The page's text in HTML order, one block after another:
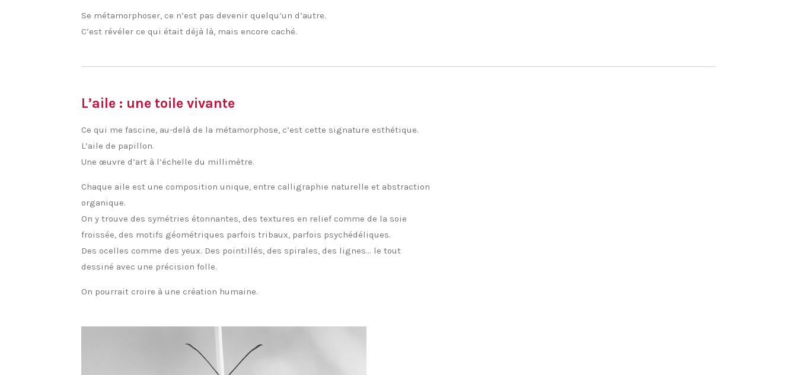
Se métamorphoser, ce n’est pas devenir quelqu’un d’autre.
C’est révéler ce qui était déjà là, mais encore caché.
L’aile : une toile vivante
Ce qui me fascine, au-delà de la métamorphose, c’est cette signature esthétique.
L’aile de papillon.
Une œuvre d’art à l’échelle du millimètre.
Chaque aile est une composition unique, entre calligraphie naturelle et abstraction
organique.
On y trouve des symétries étonnantes, des textures en relief comme de la soie
froissée, des motifs géométriques parfois tribaux, parfois psychédéliques.
Des ocelles comme des yeux. Des pointillés, des spirales, des lignes… le tout
dessiné avec une précision folle.
On pourrait croire à une création humaine.